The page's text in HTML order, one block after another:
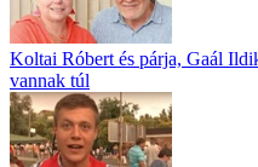
Koltai Róbert és párja, Gaál
vannak túl